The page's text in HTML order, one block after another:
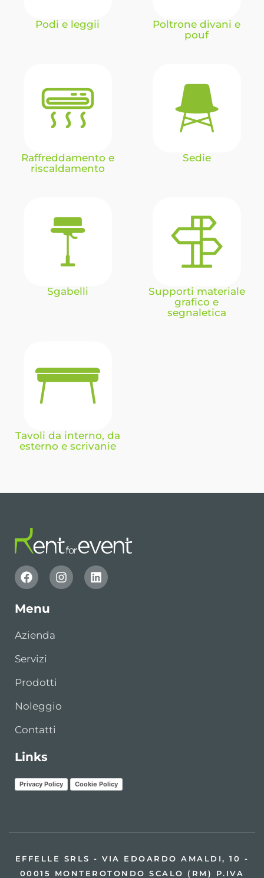
Podi e leggii
Poltrone divani e
pouf
Raffreddamento e
riscaldamento
Sedie
Sgabelli
Supporti materiale
grafico e
segnaletica
Tavoli da interno, da
esterno e scrivanie
Menu
Azienda
Servizi
Prodotti
Noleggio
Contatti
Links
Privacy Policy Cookie Policy
EFFELLE SRLS - VIA EDOARDO AMALDI, 10 -
00015 MONTEROTONDO SCALO (RM) P.IVA